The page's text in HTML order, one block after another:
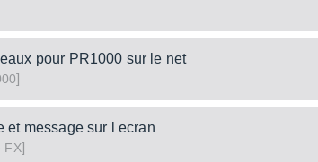
pour PR1000 sur le net
]
et message sur l ecran
FX]